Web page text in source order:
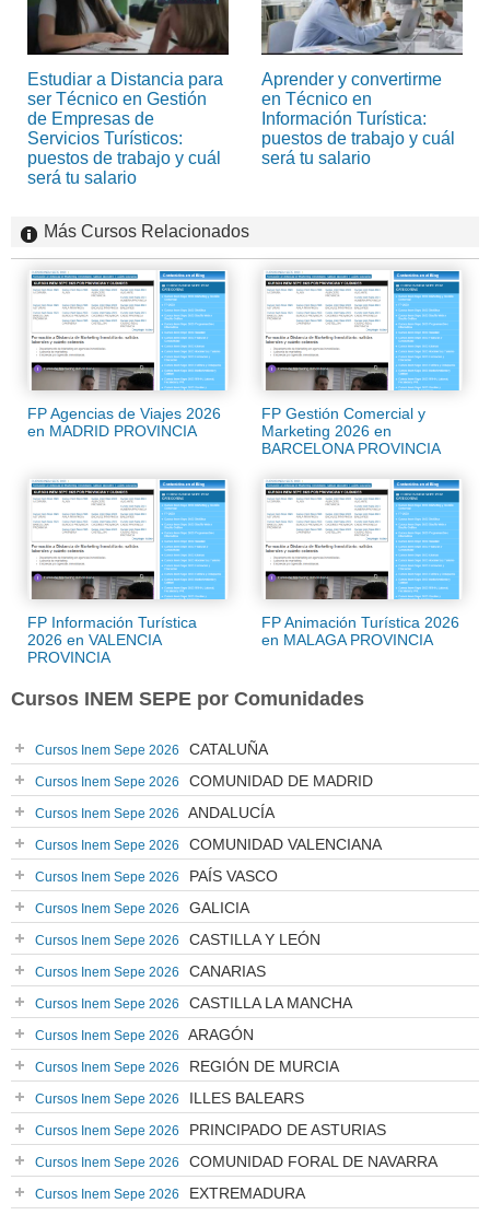
Estudiar a Distancia para
ser Técnico en Gestión
de Empresas de
Servicios Turísticos:
puestos de trabajo y cuál
será tu salario
Aprender y convertirme
en Técnico en
Información Turística:
puestos de trabajo y cuál
será tu salario
Más Cursos Relacionados
FP Agencias de Viajes 2026
en MADRID PROVINCIA
FP Gestión Comercial y
Marketing 2026 en
BARCELONA PROVINCIA
FP Información Turística
2026 en VALENCIA
PROVINCIA
FP Animación Turística 2026
en MALAGA PROVINCIA
Cursos INEM SEPE por Comunidades
Cursos Inem Sepe 2026 CATALUÑA
Cursos Inem Sepe 2026 COMUNIDAD DE MADRID
Cursos Inem Sepe 2026 ANDALUCÍA
Cursos Inem Sepe 2026 COMUNIDAD VALENCIANA
Cursos Inem Sepe 2026 PAÍS VASCO
Cursos Inem Sepe 2026 GALICIA
Cursos Inem Sepe 2026 CASTILLA Y LEÓN
Cursos Inem Sepe 2026 CANARIAS
Cursos Inem Sepe 2026 CASTILLA LA MANCHA
Cursos Inem Sepe 2026 ARAGÓN
Cursos Inem Sepe 2026 REGIÓN DE MURCIA
Cursos Inem Sepe 2026 ILLES BALEARS
Cursos Inem Sepe 2026 PRINCIPADO DE ASTURIAS
Cursos Inem Sepe 2026 COMUNIDAD FORAL DE NAVARRA
Cursos Inem Sepe 2026 EXTREMADURA